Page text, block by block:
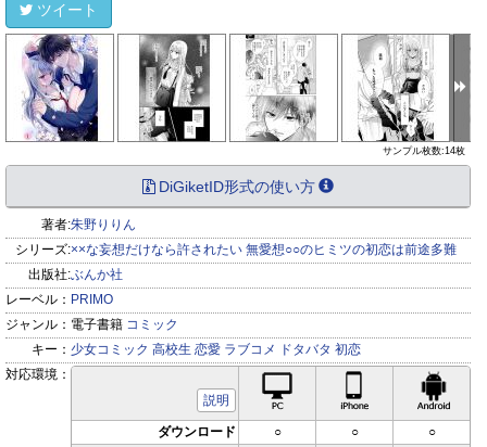
ツイート
サンプル枚数:14枚
DiGiketID形式の使い方
著者:朱野りりん
シリーズ:××な妄想だけなら許されたい 無愛想○○のヒミツの初恋は前途多難
出版社:ぶんか社
レーベル： PRIMO
ジャンル： 電子書籍 コミック
キー： 少女コミック 高校生 恋愛 ラブコメ ドタバタ 初恋
対応環境：
説明
iPhone対応
ダウンロード ○ ○
○